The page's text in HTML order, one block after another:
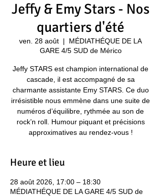
Jeffy & Emy Stars - Nos
quartiers d'été
ven. 28 août
  |
MÉDIATHÉQUE DE LA
GARE 4/5 SUD de Mérico
Jeffy STARS est champion international de
cascade, il est accompagné de sa
charmante assistante Emy STARS. Ce duo
irrésistible nous emmène dans une suite de
numéros d’équilibre, rythmée au son de
rock’n roll. Humour piquant et précisions
approximatives au rendez-vous !
Heure et lieu
28 août 2026, 17:00 – 18:30
MÉDIATHÉQUE DE LA GARE 4/5 SUD de